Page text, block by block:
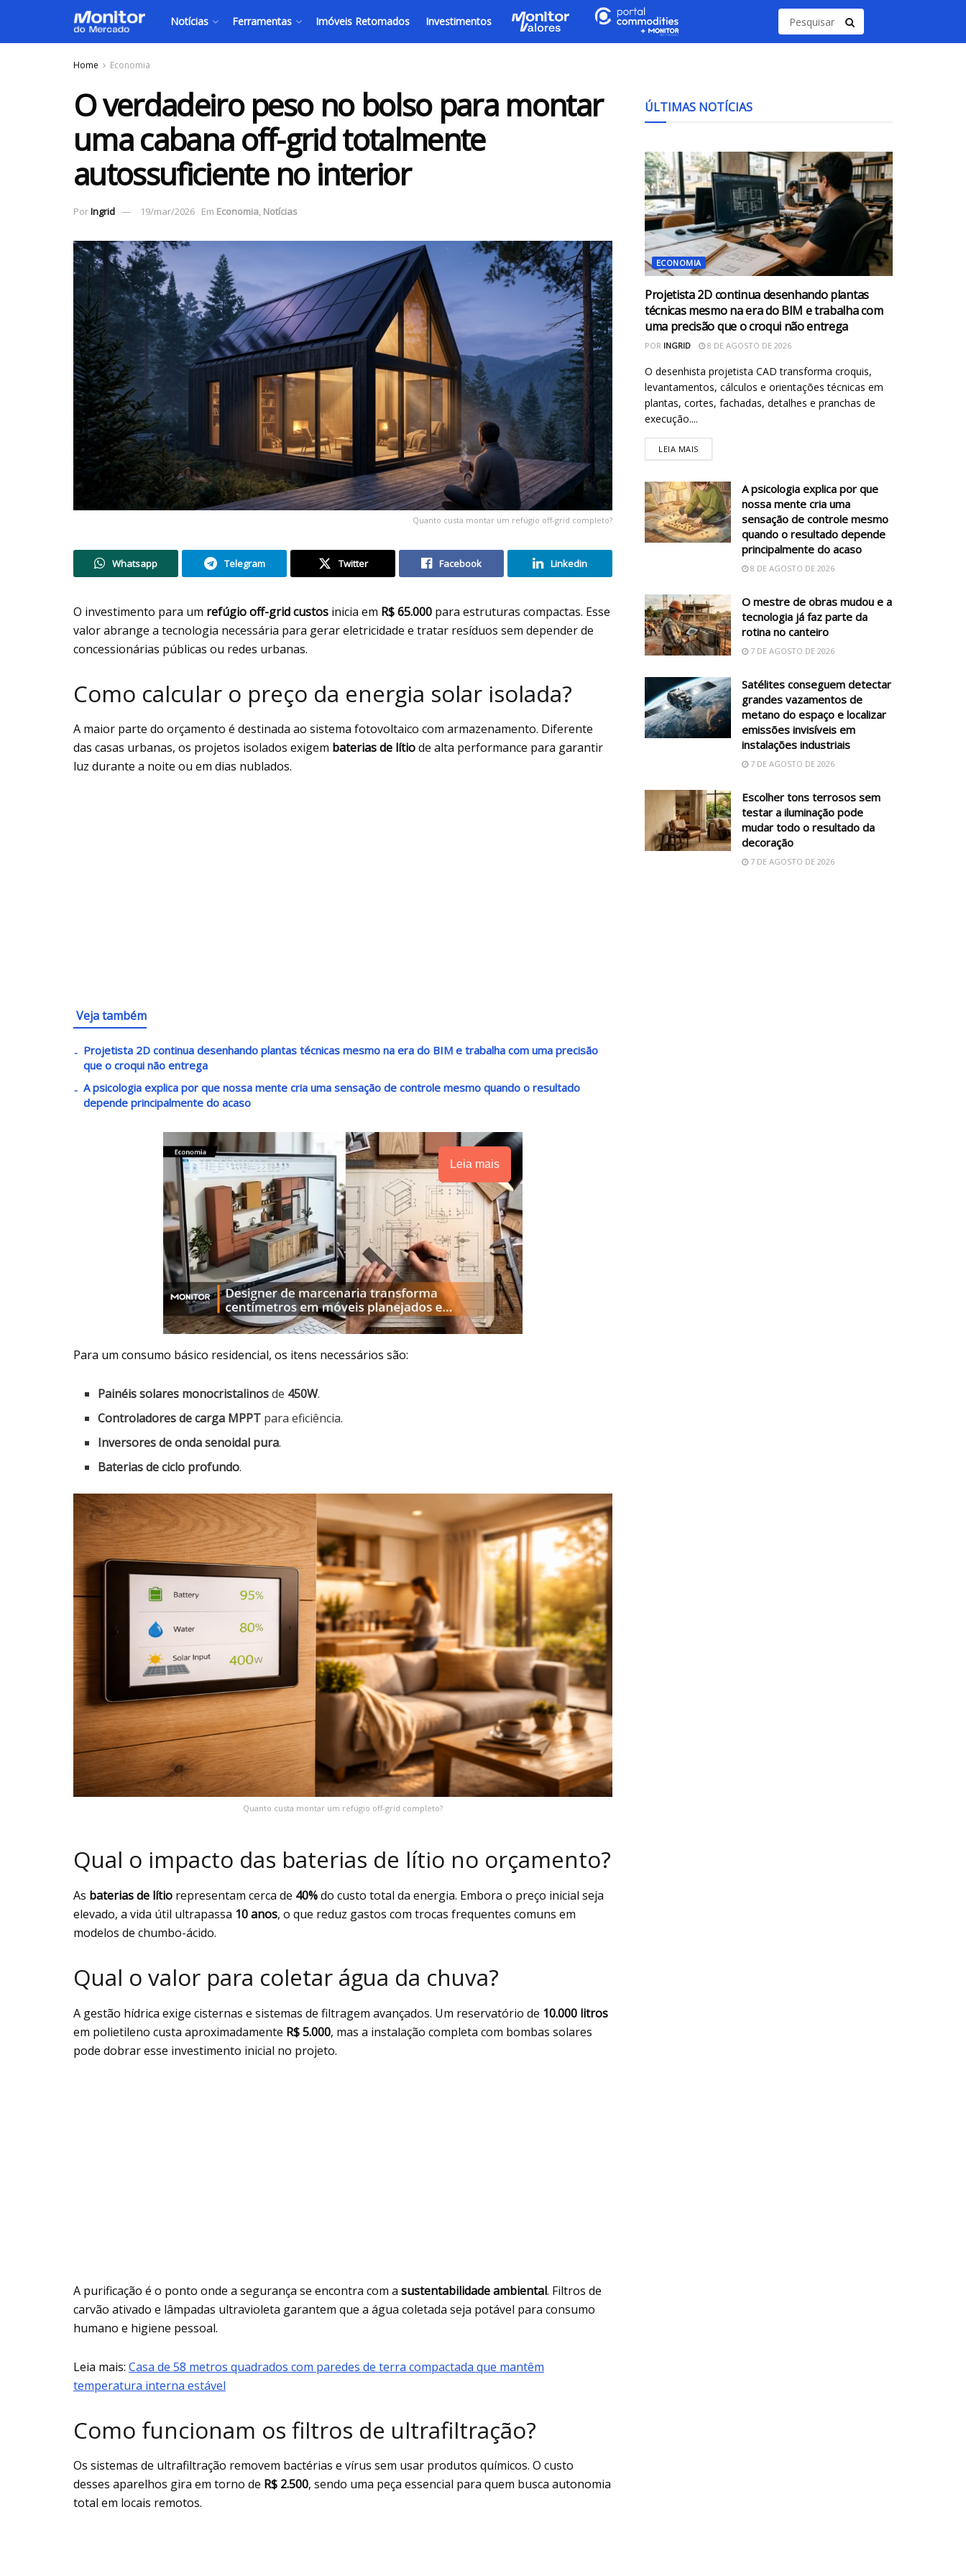
Notícias Ferramentas Imóveis Retomados Investimentos
Home Economia
O verdadeiro peso no bolso para montar
uma cabana off-grid totalmente
autossuficiente no interior
PorIngrid 19/mar/2026 Em Economia, Notícias
Quanto custa montar um refúgio off-grid completo?
Whatsapp Telegram Twitter Facebook Linkedin
O investimento para um refúgio off-grid custos inicia em R$ 65.000 para estruturas compactas. Esse
valor abrange a tecnologia necessária para gerar eletricidade e tratar resíduos sem depender de
concessionárias públicas ou redes urbanas.
Como calcular o preço da energia solar isolada?
A maior parte do orçamento é destinada ao sistema fotovoltaico com armazenamento. Diferente
das casas urbanas, os projetos isolados exigem baterias de lítiode alta performance para garantir
luz durante a noite ou em dias nublados.
Veja também
Projetista 2D continua desenhando plantas técnicas mesmo na era do BIM e trabalha com uma precisão
que o croqui não entrega
A psicologia explica por que nossa mente cria uma sensação de controle mesmo quando o resultado
depende principalmente do acaso
Leia mais
Para um consumo básico residencial, os itens necessários são:
Painéis solares monocristalinosde 450W.
Controladores de carga MPPT para eficiência.
Inversores de onda senoidal pura.
Baterias de ciclo profundo.
Quanto custa montar um refúgio off-grid completo?
Qual o impacto das baterias de lítio no orçamento?
As baterias de lítio representam cerca de 40%do custo total da energia. Embora o preço inicial seja
elevado, a vida útil ultrapassa 10 anos, o que reduz gastos com trocas frequentes comuns em
modelos de chumbo-ácido.
Qual o valor para coletar água da chuva?
A gestão hídrica exige cisternas e sistemas de filtragem avançados. Um reservatório de 10.000 litros
em polietileno custa aproximadamente R$ 5.000, mas a instalação completa com bombas solares
pode dobrar esse investimento inicial no projeto.
A purificação é o ponto onde a segurança se encontra com a sustentabilidadeambiental. Filtros de
carvão ativado e lâmpadas ultravioleta garantem que a água coletada seja potável para consumo
humano e higiene pessoal.
Leia mais: Casa de 58 metros quadrados com paredes de terra compactada que mantêm
temperatura interna estável
Como funcionam os filtros de ultrafiltração?
Os sistemas de ultrafiltração removem bactérias e vírus sem usar produtos químicos. O custo
desses aparelhos gira em torno de R$ 2.500, sendo uma peça essencial para quem busca autonomia
total em locais remotos.
ÚLTIMAS NOTÍCIAS
ECONOMIA
Projetista 2D continua desenhando plantas
técnicas mesmo na era do BIM e trabalha com
uma precisão que o croqui não entrega
POR INGRID 8 DE AGOSTO DE 2026
O desenhista projetista CAD transforma croquis,
levantamentos, cálculos e orientações técnicas em
plantas, cortes, fachadas, detalhes e pranchas de
execução....
LEIA MAIS
A psicologia explica por que
nossa mente cria uma
sensação de controle mesmo
quando o resultado depende
principalmente do acaso
8 DE AGOSTO DE 2026
O mestre de obras mudou e a
tecnologia já faz parte da
rotina no canteiro
7 DE AGOSTO DE 2026
Satélites conseguem detectar
grandes vazamentos de
metano do espaço e localizar
emissões invisíveis em
instalações industriais
7 DE AGOSTO DE 2026
Escolher tons terrosos sem
testar a iluminação pode
mudar todo o resultado da
decoração
7 DE AGOSTO DE 2026